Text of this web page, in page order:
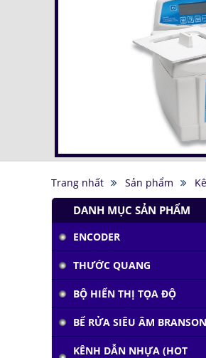
Trang nhất Sản phẩm
DANH MỤC SẢN PHẨM
ENCODER
THƯỚC QUANG
BỘ HIỂN THỊ TỌA ĐỘ
BỂ RỬA SIÊU ÂM BRANSON
KÊNH DẪN NHỰA (HOT
Tàu siêu tốc chạy
thành phố tốc
1.000 km/h
Đại học Lạc Hồng
địch cuộc
Robocon 2019